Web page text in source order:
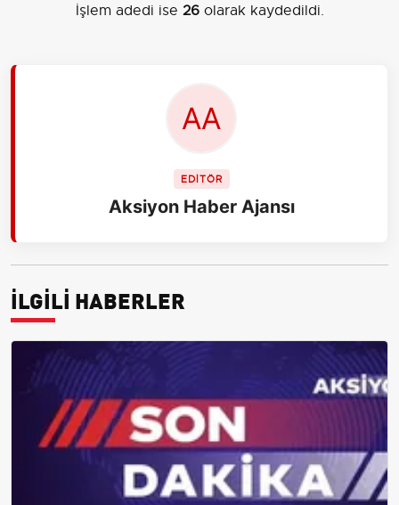
İşlem adedi ise 26olarak kaydedildi.
EDİTÖR
Aksiyon Haber Ajansı
İLGİLİ HABERLER